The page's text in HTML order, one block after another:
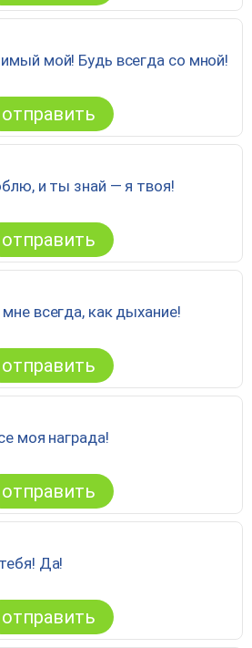
мой! Будь всегда со мной!
отправить
и ты знай — я твоя!
отправить
всегда, как дыхание!
отправить
моя награда!
отправить
Да!
отправить